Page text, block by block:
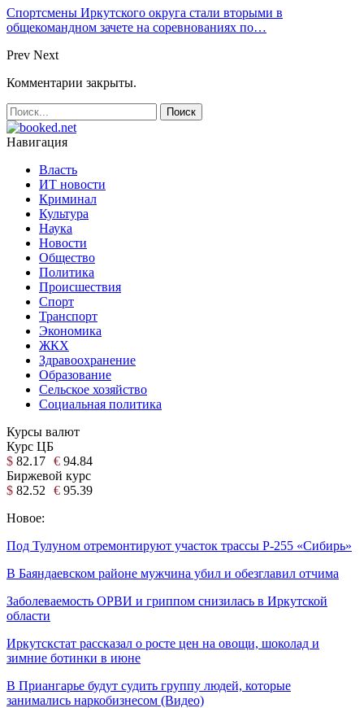
Спортсмены Иркутского округа стали вторыми в
общекомандном зачете на соревнованиях по…
Prev Next
Комментарии закрыты.
Навигация
Власть
ИТ новости
Криминал
Культура
Наука
Новости
Общество
Политика
Происшествия
Спорт
Транспорт
Экономика
ЖКХ
Здравоохранение
Образование
Сельское хозяйство
Социальная политика
Курсы валют
Курс ЦБ
$ 82.17 € 94.84
Биржевой курс
$ 82.52 € 95.39
Новое:
Под Тулуном отремонтируют участок трассы Р-255 «Сибирь»
В Баяндаевском районе мужчина убил и обезглавил отчима
Заболеваемость ОРВИ и гриппом снизилась в Иркутской
области
Иркутскстат рассказал о росте цен на овощи, шоколад и
зимние ботинки в июне
В Приангарье будут судить группу людей, которые
занимались наркобизнесом (Видео)